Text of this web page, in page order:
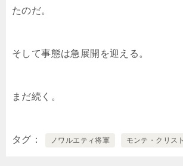
たのだ。
そして事態は急展開を迎える。
まだ続く。
タグ ノワルエティ将軍 モンテ・クリス